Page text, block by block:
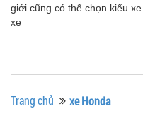
giới cũng có thể chọn kiểu
xe
Trang chủ xe Honda